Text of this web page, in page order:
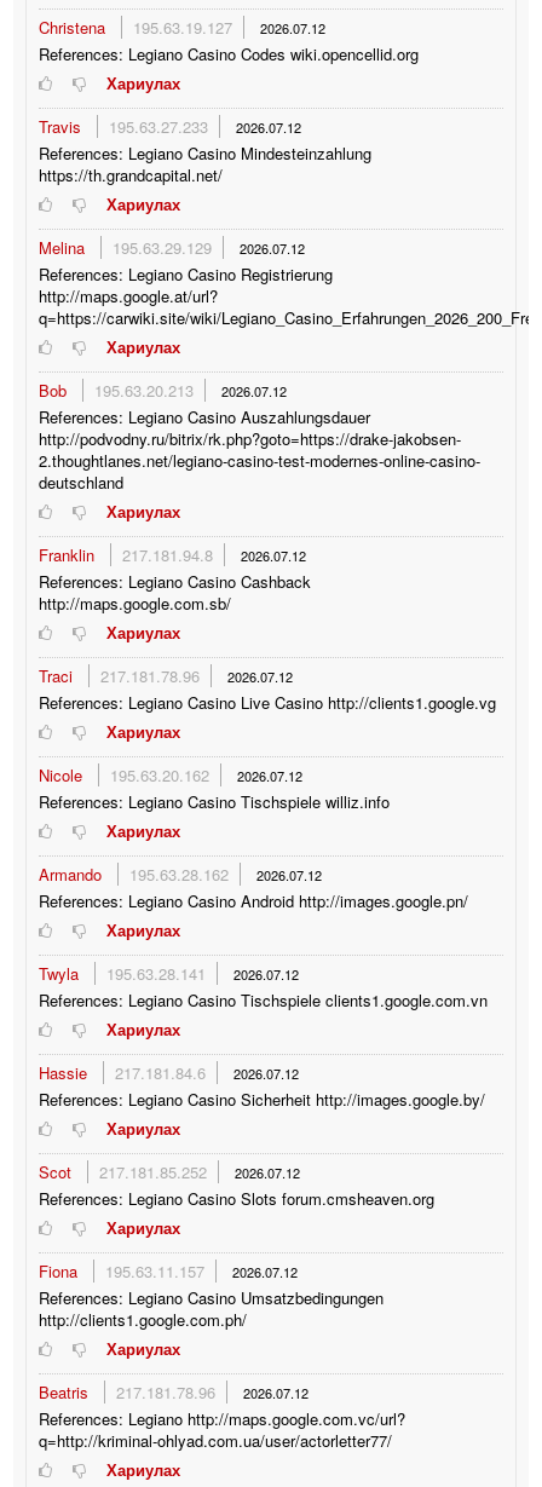
Christena
195.63.19.127 2026.07.12
References: Legiano Casino Codes wiki.opencellid.org
Хариулах
Travis
195.63.27.233 2026.07.12
References: Legiano Casino Mindesteinzahlung
https://th.grandcapital.net/
Хариулах
Melina
195.63.29.129 2026.07.12
References: Legiano Casino Registrierung
http://maps.google.at/url?
q=https://carwiki.site/wiki/
Хариулах
Bob
195.63.20.213 2026.07.12
References: Legiano Casino Auszahlungsdauer
http://podvodny.ru/bitrix/rk.php?goto=https://drake-jakobsen-
2.thoughtlanes.net/legiano-casino-test-modernes-online-casino-
deutschland
Хариулах
Franklin
217.181.94.8 2026.07.12
References: Legiano Casino Cashback
http://maps.google.com.sb/
Хариулах
Traci
217.181.78.96 2026.07.12
References: Legiano Casino Live Casino http://clients1.google.vg
Хариулах
Nicole
195.63.20.162 2026.07.12
References: Legiano Casino Tischspiele williz.info
Хариулах
Armando
195.63.28.162 2026.07.12
References: Legiano Casino Android http://images.google.pn/
Хариулах
Twyla
195.63.28.141 2026.07.12
References: Legiano Casino Tischspiele clients1.google.com.vn
Хариулах
Hassie
217.181.84.6 2026.07.12
References: Legiano Casino Sicherheit http://images.google.by/
Хариулах
Scot
217.181.85.252 2026.07.12
References: Legiano Casino Slots forum.cmsheaven.org
Хариулах
Fiona
195.63.11.157 2026.07.12
References: Legiano Casino Umsatzbedingungen
http://clients1.google.com.ph/
Хариулах
Beatris
217.181.78.96 2026.07.12
References: Legiano http://maps.google.com.vc/url?
q=http://kriminal-ohlyad.com.ua/user/actorletter77/
Хариулах